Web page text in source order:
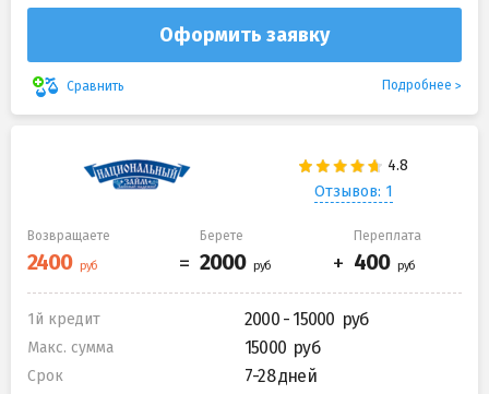
Оформить заявку
Сравнить Подробнее
Отзывов: 1
Возвращаете Берете Переплата
1й кредит 2000 - 15000
Макс. сумма 15000
Срок 7-28 дней